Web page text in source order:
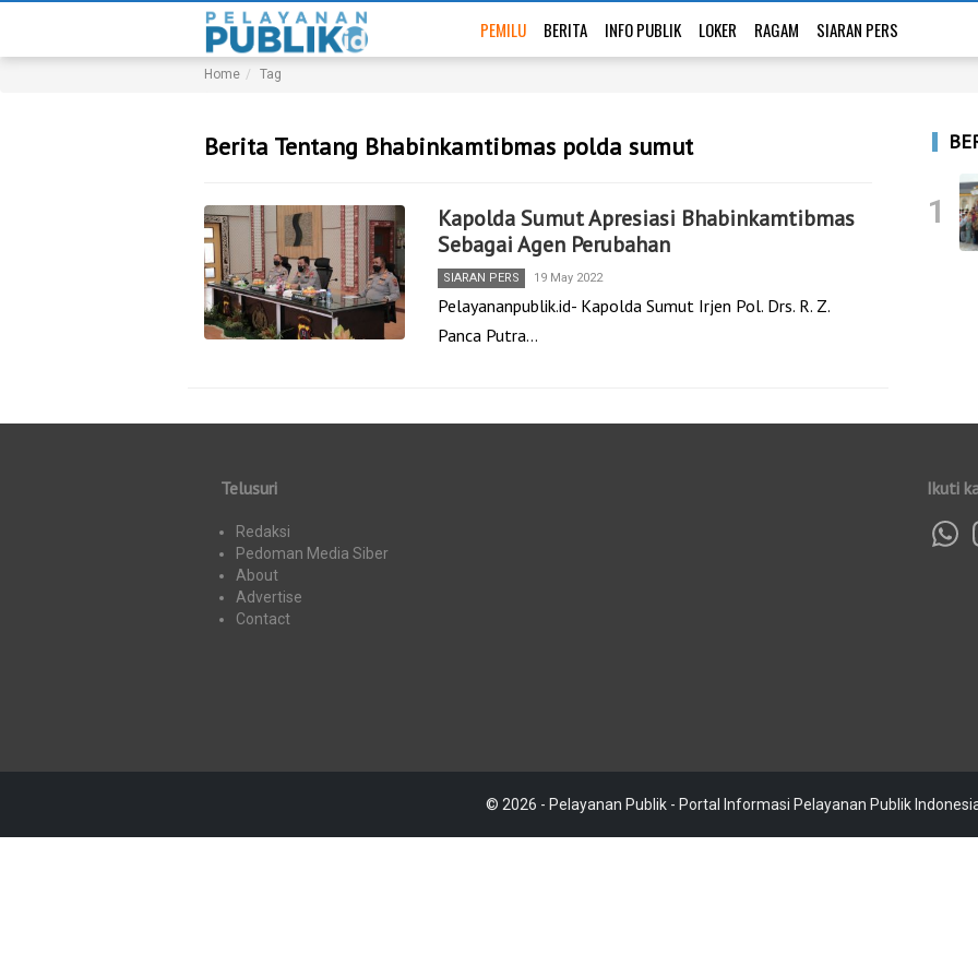
PEMILU BERITA INFO PUBLIK LOKER RAGAM SIARAN PERS
Home Tag
Berita Tentang Bhabinkamtibmas polda sumut
Kapolda Sumut Apresiasi Bhabinkamtibmas
Sebagai Agen Perubahan
SIARAN PERS 19 May 2022
Pelayananpublik.id- Kapolda Sumut Irjen Pol. Drs. R. Z.
Panca Putra…
1
Telusuri
Redaksi
Pedoman Media Siber
About
Advertise
Contact
Ikuti
© 2026 - Pelayanan Publik - Portal Informasi Pelayanan Publik